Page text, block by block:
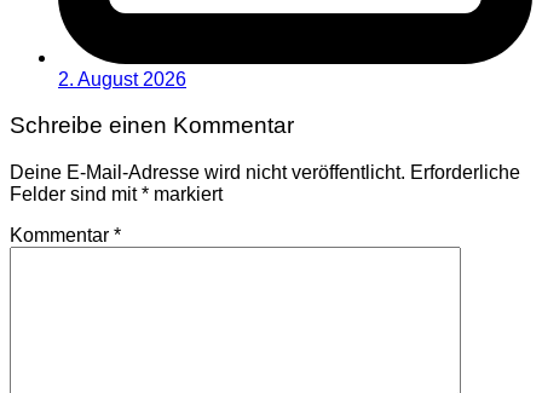
2. August 2026
Schreibe einen Kommentar
Deine E-Mail-Adresse wird nicht veröffentlicht. Erforderliche
Felder sind mit* markiert
Kommentar *